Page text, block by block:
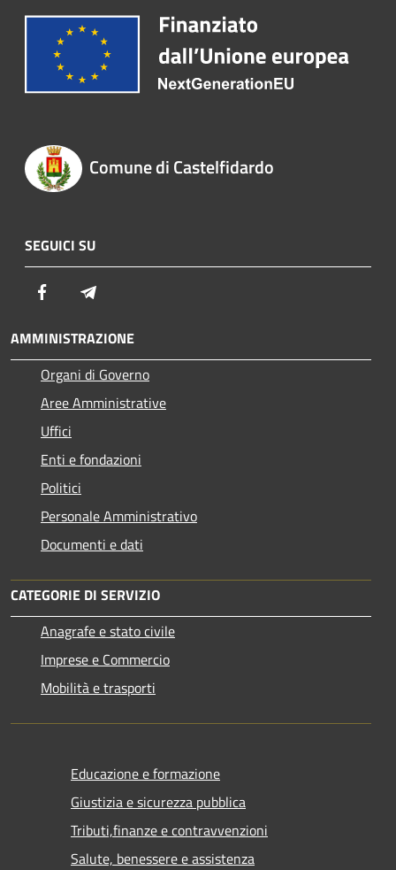
Comune di Castelfidardo
SEGUICI SU
Facebook
AMMINISTRAZIONE
Organi di Governo
Aree Amministrative
Uffici
Enti e fondazioni
Politici
Personale Amministrativo
Documenti e dati
CATEGORIE DI SERVIZIO
Anagrafe e stato civile
Imprese e Commercio
Mobilità e trasporti
Educazione e formazione
Giustizia e sicurezza pubblica
Tributi,finanze e contravvenzioni
Salute, benessere e assistenza